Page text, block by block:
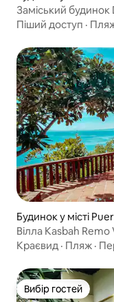
Заміський
Піший доступ ·
Будинок у місті
Вілла Kasbah
Краєвид · Пляж ·
Вибір гостей
Вибір гостей